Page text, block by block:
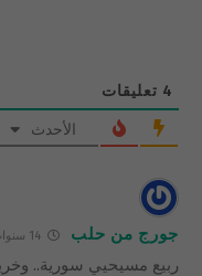
4 تعليقات
الأحدث
جورج من حلب 14 سنوات
ربيع مسيحيي سورية..